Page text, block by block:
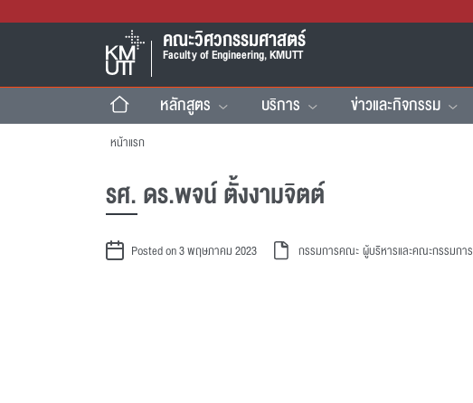
คณะวิศวกรรมศาสตร์
Faculty of Engineering, KMUTT
หลักสูตร บริการ ข่าวและกิจกรรม
หน้าแรก
รศ. ดร.พจน์ ตั้งงามจิตต์
Posted on 3 พฤษภาคม 2023 กรรมการคณะผู้บริหารและคณะกรรมการ